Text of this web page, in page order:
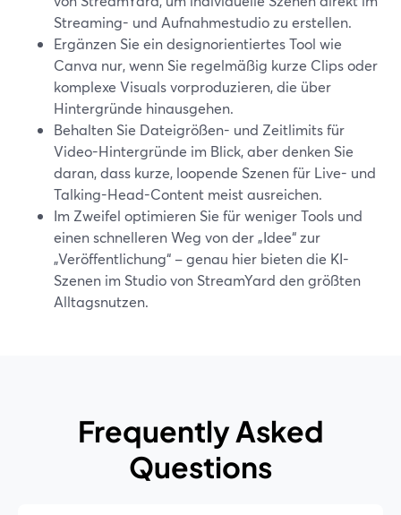
Streaming- und Aufnahmestudio zu erstellen.
Ergänzen Sie ein designorientiertes Tool wie
Canva nur, wenn Sie regelmäßig kurze Clips oder
komplexe Visuals vorproduzieren, die über
Hintergründe hinausgehen.
Behalten Sie Dateigrößen- und Zeitlimits für
Video-Hintergründe im Blick, aber denken Sie
daran, dass kurze, loopende Szenen für Live- und
Talking-Head-Content meist ausreichen.
Im Zweifel optimieren Sie für weniger Tools und
einen schnelleren Weg von der „Idee“ zur
„Veröffentlichung“ – genau hier bieten die KI-
Szenen im Studio von StreamYard den größten
Alltagsnutzen.
Frequently Asked
Questions